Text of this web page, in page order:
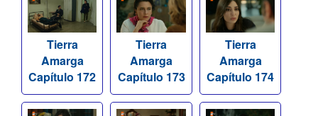
Tierra
Amarga
Capítulo 172
Tierra
Amarga
Capítulo 173
Tierra
Amarga
Capítulo 174